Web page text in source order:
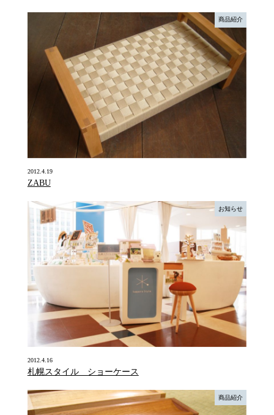
商品紹介
2012.4.19
ZABU
お知らせ
2012.4.16
札幌スタイル ショーケース
商品紹介